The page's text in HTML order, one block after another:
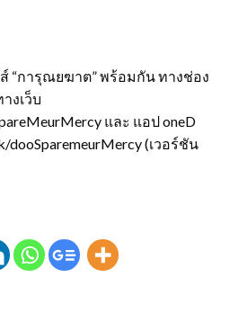
“การุณยฆาต” พร้อมกัน ทางช่อง
งเว็บ
และ แอป oneD
dooSparemeurMercy (เวอร์ชัน